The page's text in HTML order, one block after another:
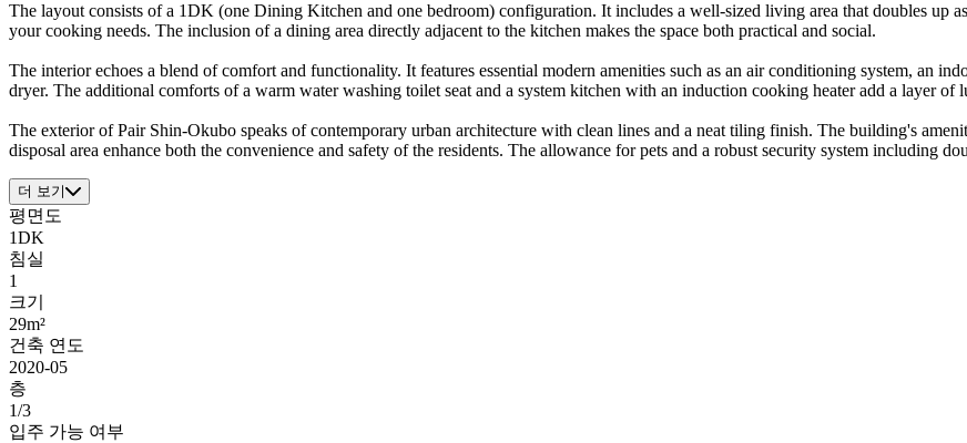
The layout consists of a 1DK (one Dining Kitchen and one bedroom) configuration. It includes a well-sized living area that doubles up
your cooking needs. The inclusion of a dining area directly adjacent to the kitchen makes the space both practical and social.
The interior echoes a blend of comfort and functionality. It features essential modern amenities such as an air conditioning system, an
dryer. The additional comforts of a warm water washing toilet seat and a system kitchen with an induction cooking heater add a layer
The exterior of Pair Shin-Okubo speaks of contemporary urban architecture with clean lines and a neat tiling finish. The building's
disposal area enhance both the convenience and safety of the residents. The allowance for pets and a robust security system including
더 보기
평면도
1DK
침실
1
크기
29m²
건축 연도
2020-05
층
1/3
입주 가능 여부